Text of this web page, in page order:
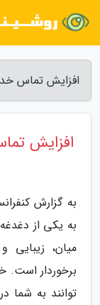
افزایش تماس
افزایش
به گزارش
به یکی از
میان، زیبایی
برخوردار است.
توانند به شما